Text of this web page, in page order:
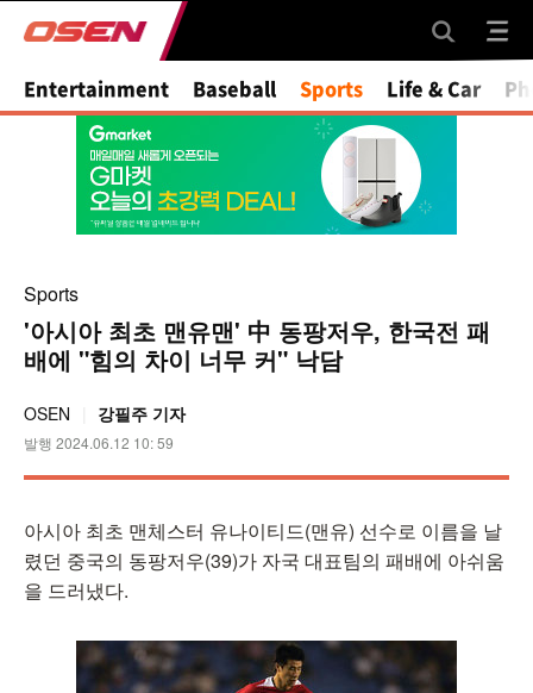
Mute
Entertainment Baseball Sports Life & Car
Sports
'아시아 최초 맨유맨' 中 동팡저우, 한국전 패
배에 "힘의 차이 너무 커" 낙담
OSEN 강필주 기자
발행 2024.06.12 10: 59
아시아 최초 맨체스터 유나이티드(맨유) 선수로 이름을 날
렸던 중국의 동팡저우(39)가 자국 대표팀의 패배에 아쉬움
을 드러냈다.